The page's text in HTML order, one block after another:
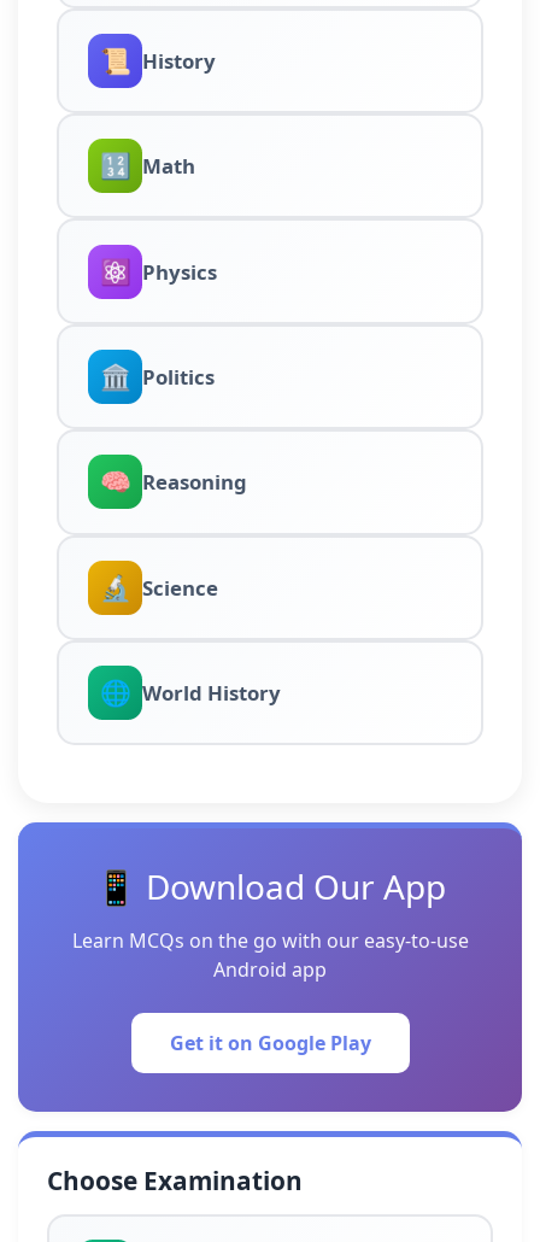
📜 History
🔢 Math
⚛️ Physics
🏛️ Politics
🧠 Reasoning
🔬 Science
🌐 World History
📱 Download Our App
Learn MCQs on the go with our easy-to-use
Android app
Get it on Google Play
Choose Examination